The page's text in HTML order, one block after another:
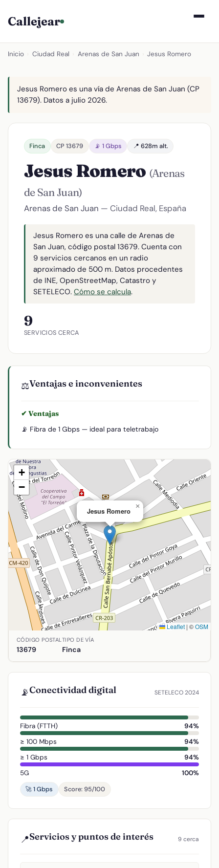
Callejear
Inicio Ciudad Real Arenas de San Juan Jesus Romero
Jesus Romero es una vía de Arenas de San Juan (CP
13679). Datos a julio 2026.
Finca CP 13679 📡 1 Gbps 📍 628m alt.
Jesus Romero (Arenas
de San Juan)
Arenas de San Juan — Ciudad Real, España
Jesus Romero es una calle de Arenas de
San Juan, código postal 13679. Cuenta con
9 servicios cercanos en un radio
aproximado de 500 m. Datos procedentes
de INE, OpenStreetMap, Catastro y
SETELECO. Cómo se calcula.
9
SERVICIOS CERCA
⚖️Ventajas e inconvenientes
✔ Ventajas
📡 Fibra de 1 Gbps — ideal para teletrabajo
Jesus Romero
×
+
−
Leaflet | ©OSM
Ubicación de Jesus Romero en Arenas de San Juan,
CÓDIGO POSTAL
13679
TIPO DE VÍA
Finca
📡Conectividad digital SETELECO 2024
Fibra (FTTH)
94%
≥ 100 Mbps
94%
≥ 1 Gbps
94%
5G
100%
🚀 1 Gbps
Score: 95/100
📍Servicios y puntos de interés 9 cerca